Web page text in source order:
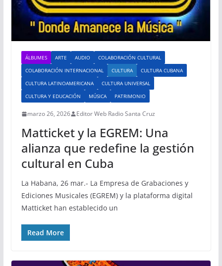
ÁLBUMES ARTE AUDIO
COLABORACIÓN CULTURAL
COLABORACIÓN INTERNACIONAL
CULTURA
CULTURA CUBANA
CULTURA LATINOAMERICANA
CULTURA UNIVERSAL
CULTURA Y EDUCACIÓN
MÚSICA PATRIMONIO
marzo 26, 2026 Editor Web Radio Santa Cruz
Matticket y la EGREM: Una
alianza que redefine la gestión
cultural en Cuba
La Habana, 26 mar.- La Empresa de Grabaciones y
Ediciones Musicales (EGREM) y la plataforma digital
Matticket han establecido un
Read More